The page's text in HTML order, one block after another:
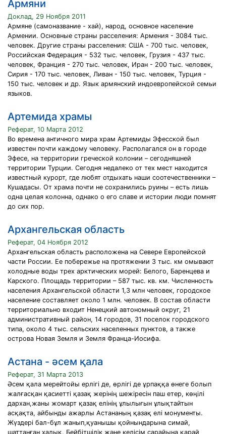
Армяни
Доклад, 29 Ноября 2011
Армяне (самоназвание - хай), народ, основное население
Армении. Основные страны расселения: Армения - 3084 тыс.
человек. Другие страны расселения: США - 700 тыс. человек,
Российская Федерация - 532 тыс. человек, Грузия - 437 тыс.
человек, Франция - 270 тыс. человек, Иран - 200 тыс. человек,
Сирия - 170 тыс. человек, Ливан - 150 тыс. человек, Турция -
150 тыс. человек и др. Язык армянский индоевропейской семьи
языков.
Артемида храмы
Реферат, 10 Марта 2012
Во времена античного мира храм Артемиды Эфесской был
известен почти каждому человеку. Располагался он в городе
Эфесе, на территории греческой колонии – сегодняшней
территории Турции. Сегодня недалеко от тех мест находится
известный курорт, где любят отдыхать наши соотечественники –
Кушадасы. От храма почти не сохранились руины – есть лишь
одна целая колонна, однако о его славе и истории люди помнят
до сих пор.
Архангельская область
Реферат, 04 Ноября 2012
Архангельская область расположена на Севере Европейской
части России. Ее побережье на протяжении 3 тыс. км омывают
холодные воды трех арктических морей: Белого, Баренцева и
Карского. Площадь территории – 587 тыс. кв. км. Численность
населения Архангельской области 1,3 млн человек, городское
население составляет около 1 млн. человек. В состав области
территориально входит Ненецкий автономный округ, 21
административный район, 14 городов, 31 поселок городского
типа, около 4 тыс. сельских населенных пунктов, а также
острова Новая Земля и Земля Франца-Иосифа.
Астана - әсем қала
Реферат, 31 Марта 2013
Әсем қала мерейтойы ерлігі де, өрлігі де ұрпаққа өнеге болып
жалғасқан қасиетті қазақ жерінің шежіресін паш етер, көңілі
дархан,жаны жомарт қазақ елінің ұлылығын ұлықтайтын
асқақта, айбынды ажарлы Астананың қазақ елі монументы.
Жүздері бал-бұл жанып,қуанышы қойнындарына симай,
шаттанған халық, Бейбітшілік және келісім сарайына қарай